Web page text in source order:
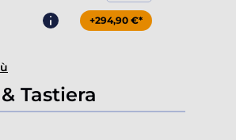
+294,90 €*
Tastiera